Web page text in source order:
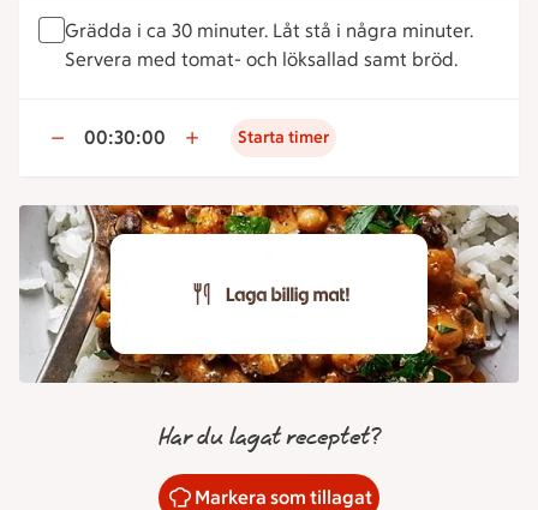
Grädda i ca 30 minuter. Låt stå i några minuter.
Servera med tomat- och löksallad samt bröd.
00:30:00 Starta timer
Har du lagat receptet?
Markera som tillagat